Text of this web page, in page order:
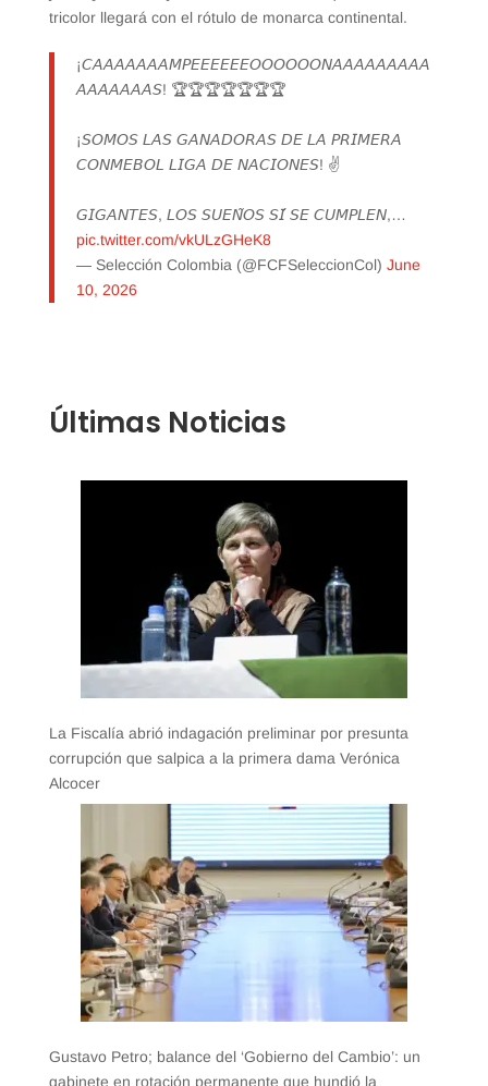
tricolor llegará con el rótulo de monarca continental.
¡𝘊𝘈𝘈𝘈𝘈𝘈𝘈𝘈𝘔𝘗𝘌𝘌𝘌𝘌𝘌𝘌𝘖𝘖𝘖𝘖𝘖𝘖𝘕𝘈𝘈𝘈𝘈𝘈𝘈𝘈𝘈𝘈
𝘈𝘈𝘈𝘈𝘈𝘈𝘈𝘚! 🏆🏆🏆🏆🏆🏆🏆
¡𝘚𝘖𝘔𝘖𝘚 𝘓𝘈𝘚 𝘎𝘈𝘕𝘈𝘋𝘖𝘙𝘈𝘚 𝘋𝘌 𝘓𝘈 𝘗𝘙𝘐𝘔𝘌𝘙𝘈
𝘊𝘖𝘕𝘔𝘌𝘉𝘖𝘓 𝘓𝘐𝘎𝘈 𝘋𝘌 𝘕𝘈𝘊𝘐𝘖𝘕𝘌𝘚! ✌️
𝘎𝘐𝘎𝘈𝘕𝘛𝘌𝘚, 𝘓𝘖𝘚 𝘚𝘜𝘌𝘕̃𝘖𝘚 𝘚𝘐́ 𝘚𝘌 𝘊𝘜𝘔𝘗𝘓𝘌𝘕,…
pic.twitter.com/vkULzGHeK8
— Selección Colombia (@FCFSeleccionCol) June
10, 2026
Últimas Noticias
La Fiscalía abrió indagación preliminar por presunta
corrupción que salpica a la primera dama Verónica
Alcocer
Gustavo Petro; balance del ‘Gobierno del Cambio’: un
gabinete en rotación permanente que hundió la